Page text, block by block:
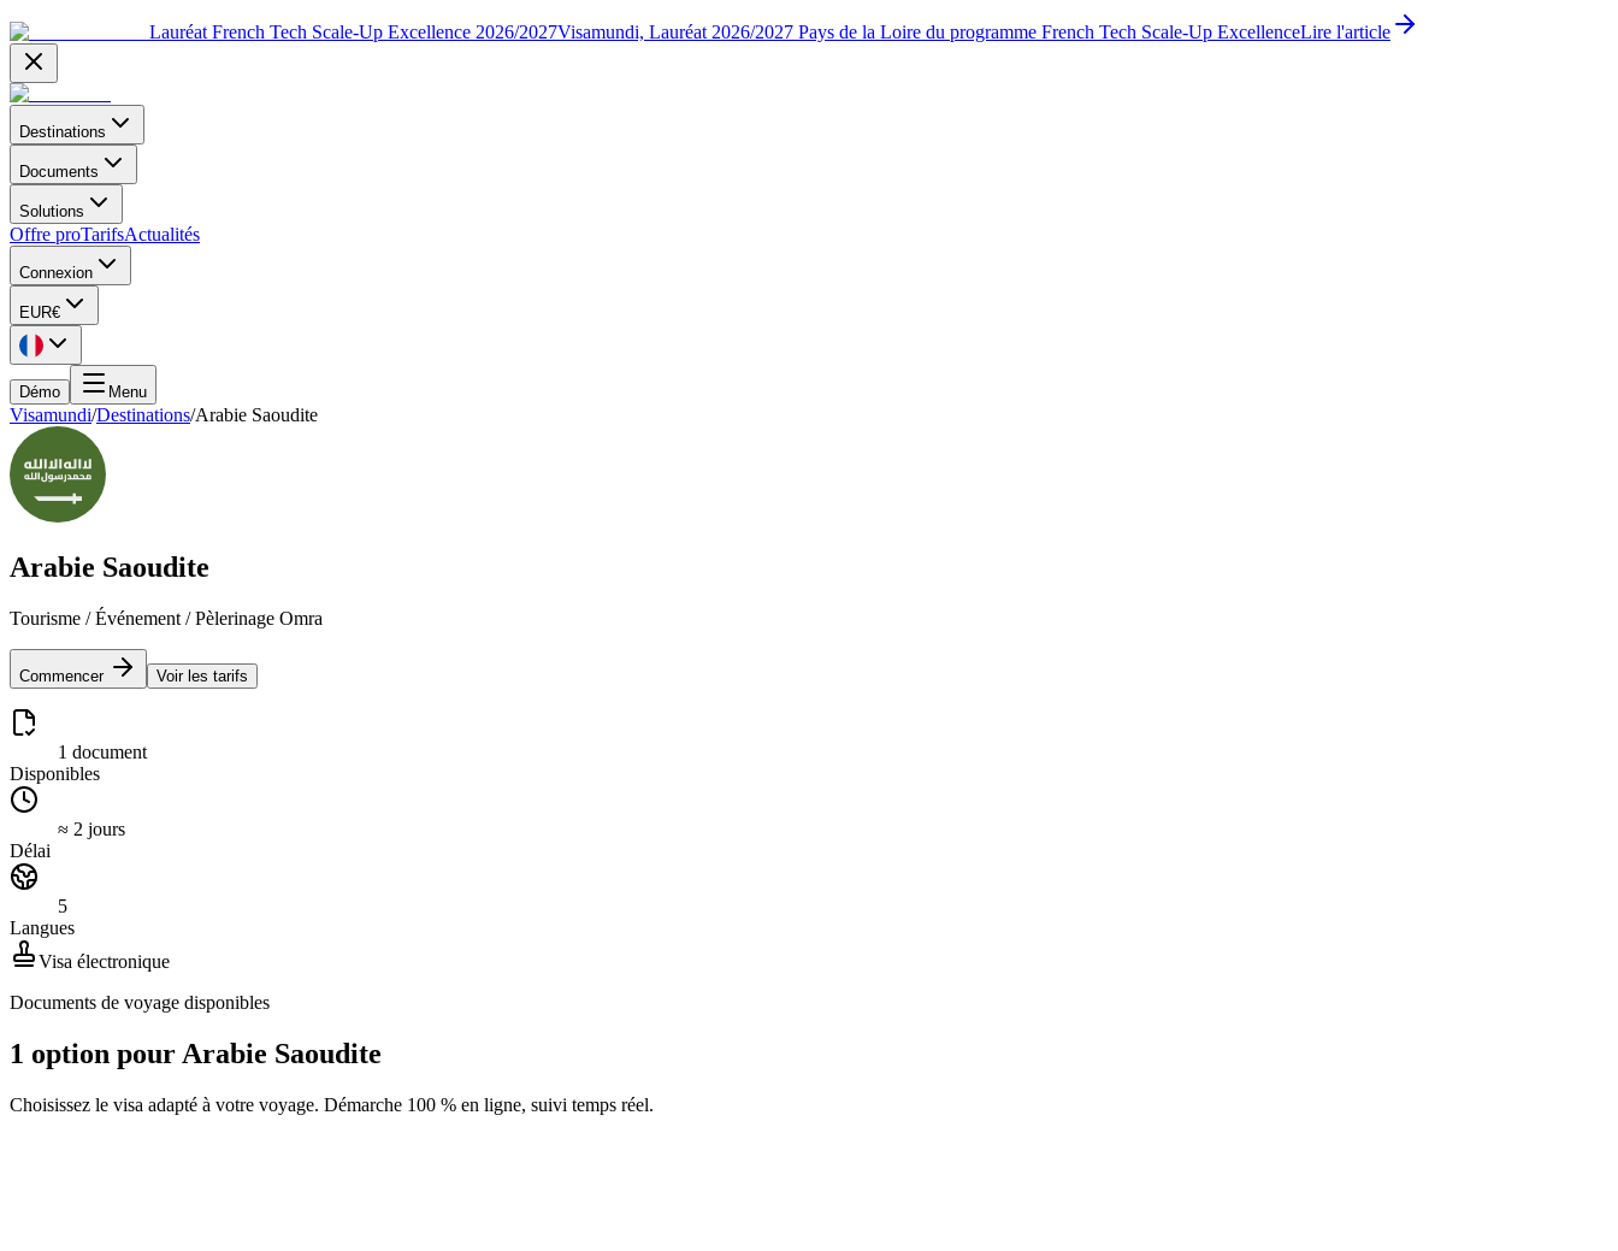
Lauréat French Tech Scale-Up Excellence 2026/2027Visamundi, Lauréat 2026/2027 Pays de la Loire du programme French Tech Scale-Up ExcellenceLire l'article
Destinations
Documents
Solutions
Offre proTarifsActualités
Connexion
EUR€
Démo Menu
Visamundi/Destinations/Arabie Saoudite
Arabie Saoudite
Tourisme / Événement / Pèlerinage Omra
Commencer Voir les tarifs
1 document
Disponibles
≈ 2 jours
Délai
5
Langues
Visa électronique
Documents de voyage disponibles
1 option pour Arabie Saoudite
Choisissez le visa adapté à votre voyage. Démarche 100 % en ligne, suivi temps réel.